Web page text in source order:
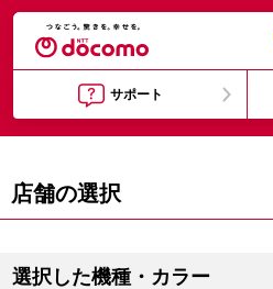
サポート
店舗の選択
選択した機種・カラー